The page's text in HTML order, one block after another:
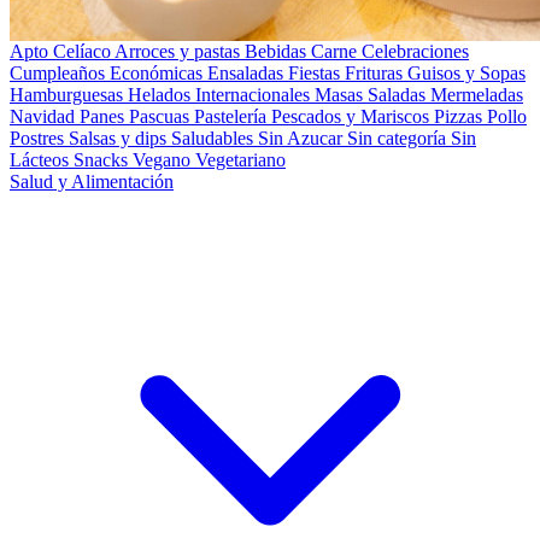
Apto Celíaco Arroces y pastas Bebidas Carne Celebraciones
Cumpleaños Económicas Ensaladas Fiestas Frituras Guisos y Sopas
Hamburguesas Helados Internacionales Masas Saladas Mermeladas
Navidad Panes Pascuas Pastelería Pescados y Mariscos Pizzas Pollo
Postres Salsas y dips Saludables Sin Azucar Sin categoría Sin
Lácteos Snacks Vegano Vegetariano
Salud y Alimentación